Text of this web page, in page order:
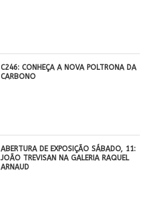
C246: CONHEÇA A NOVA POLTRONA DA
CARBONO
ABERTURA DE EXPOSIÇÃO SÁBADO, 11:
JOÃO TREVISAN NA GALERIA RAQUEL
ARNAUD